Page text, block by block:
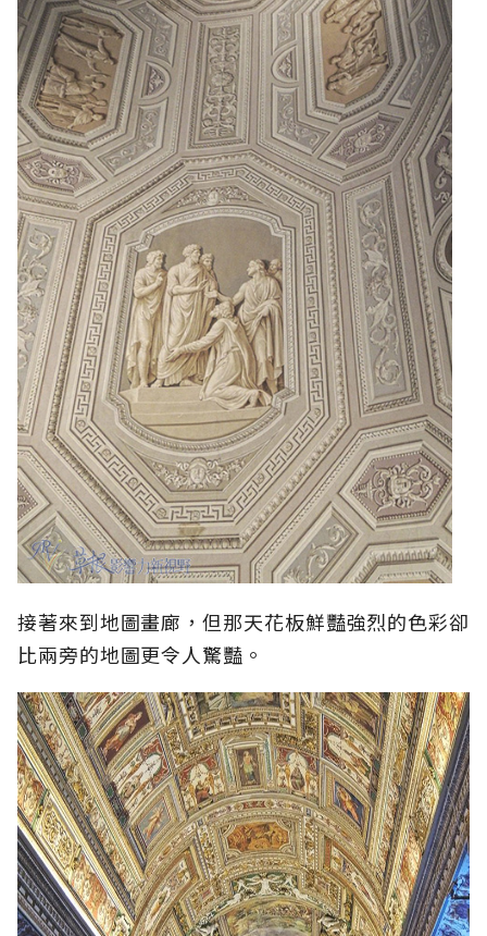
接著來到地圖畫廊，但那天花板鮮豔強烈的色彩卻
比兩旁的地圖更令人驚豔。